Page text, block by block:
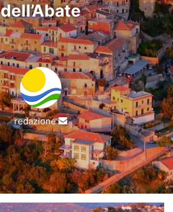
dell’Abate
redazione
Invia
un'email